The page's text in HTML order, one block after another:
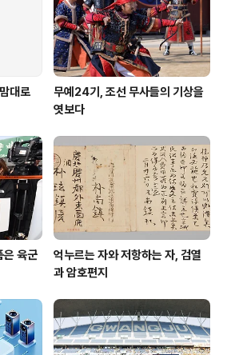
아니라 바로 문제를 악화
니다..
대로
무예24기, 조선 무사들의 기상을
엿보다
은 육군
억누르는 자와 저항하는 자, 검열
과 암호편지